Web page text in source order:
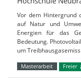
Vor dem Hintergrund
auf Natur und
Energien für das
Bedeutung.
um
Masterarbeit Freier